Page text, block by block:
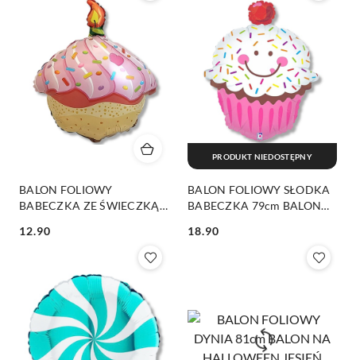
BALON FOLIOWY
BABECZKA ZE ŚWIECZKĄ
URODZINOWY BABECZKA
Cena:
12.90
BALON FOLIOWY SŁODKA
BABECZKA 79cm BALON
Cena:
18.90
PRODUKT NIEDOSTĘPNY